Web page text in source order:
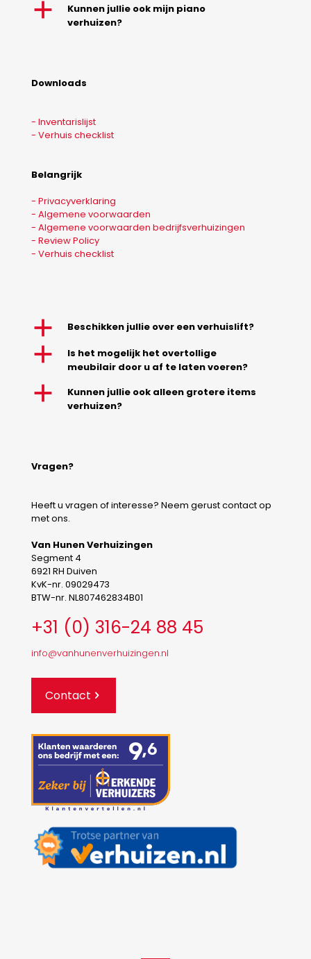
a
Kunnen jullie ook mijn piano
verhuizen?
Downloads
- Inventarislijst
- Verhuis checklist
Belangrijk
- Privacyverklaring
- Algemene voorwaarden
- Algemene voorwaarden bedrijfsverhuizingen
- Review Policy
- Verhuis checklist
a Beschikken jullie over een verhuislift?
a
Is het mogelijk het overtollige
meubilair door u af te laten voeren?
a
Kunnen jullie ook alleen grotere items
verhuizen?
Vragen?
Heeft u vragen of interesse? Neem gerust contact op
met ons.
Van Hunen Verhuizingen
Segment 4
6921 RH Duiven
KvK-nr. 09029473
BTW-nr. NL807462834B01
+31 (0) 316-24 88 45
info@vanhunenverhuizingen.nl
Contact